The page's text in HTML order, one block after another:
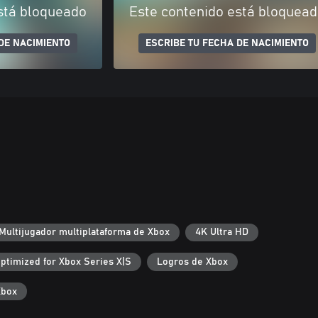
bloqueado
NACIMIENTO
Este contenido está
ESCRIBE TU FECHA DE NACIMIENTO
multiplataforma de Xbox 4K Ultra HD
for Xbox Series X|S Logros de Xbox